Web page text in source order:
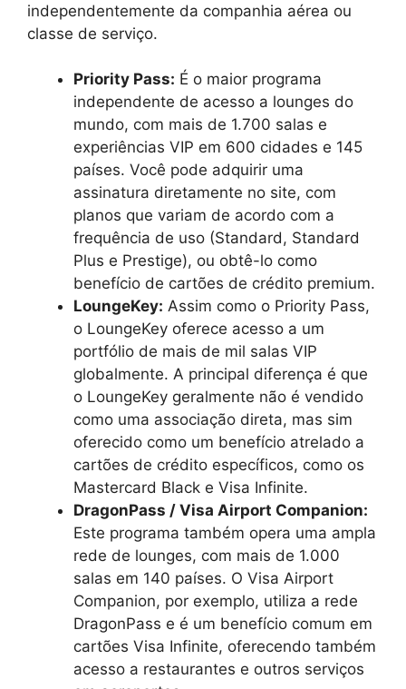
independentemente da companhia aérea ou
classe de serviço.
Priority Pass: É o maior programa
independente de acesso a lounges do
mundo, com mais de 1.700 salas e
experiências VIP em 600 cidades e 145
países. Você pode adquirir uma
assinatura diretamente no site, com
planos que variam de acordo com a
frequência de uso (Standard, Standard
Plus e Prestige), ou obtê-lo como
benefício de cartões de crédito premium.
LoungeKey: Assim como o Priority Pass,
o LoungeKey oferece acesso a um
portfólio de mais de mil salas VIP
globalmente. A principal diferença é que
o LoungeKey geralmente não é vendido
como uma associação direta, mas sim
oferecido como um benefício atrelado a
cartões de crédito específicos, como os
Mastercard Black e Visa Infinite.
DragonPass / Visa Airport Companion:
Este programa também opera uma ampla
rede de lounges, com mais de 1.000
salas em 140 países. O Visa Airport
Companion, por exemplo, utiliza a rede
DragonPass e é um benefício comum em
cartões Visa Infinite, oferecendo também
acesso a restaurantes e outros serviços